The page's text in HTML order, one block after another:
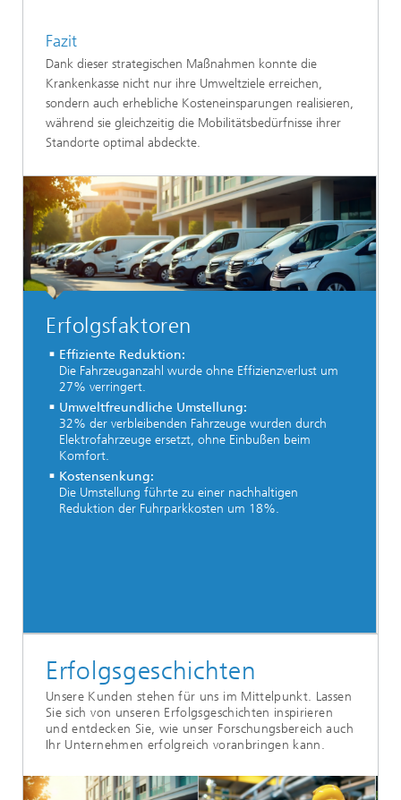
Fazit
Dank dieser strategischen Maßnahmen konnte die
Krankenkasse nicht nur ihre Umweltziele erreichen,
sondern auch erhebliche Kosteneinsparungen realisieren,
während sie gleichzeitig die Mobilitätsbedürfnisse ihrer
Standorte optimal abdeckte.
Erfolgsfaktoren
Effiziente Reduktion:
Die Fahrzeuganzahl wurde ohne Effizienzverlust um
27% verringert.
Umweltfreundliche Umstellung:
32% der verbleibenden Fahrzeuge wurden durch
Elektrofahrzeuge ersetzt, ohne Einbußen beim
Komfort.
Kostensenkung:
Die Umstellung führte zu einer nachhaltigen
Reduktion der Fuhrparkkosten um 18%.
Erfolgsgeschichten
Unsere Kunden stehen für uns im Mittelpunkt. Lassen
Sie sich von unseren Erfolgsgeschichten inspirieren
und entdecken Sie, wie unser Forschungsbereich auch
Ihr Unternehmen erfolgreich voranbringen kann.